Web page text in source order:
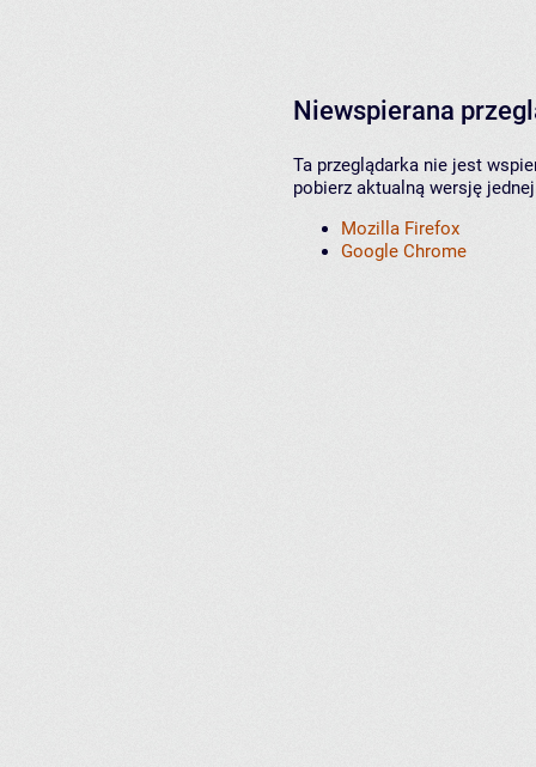
Niewspierana
Ta przeglądarka nie jest
pobierz aktualną wersję
Mozilla Firefox
Google Chrome